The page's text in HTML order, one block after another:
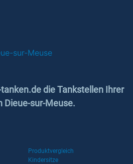
sur-Meuse
die Tankstellen Ihrer
Dieue-sur-Meuse.
Produktvergleich
Kindersitze